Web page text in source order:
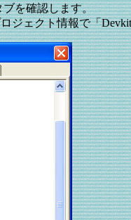
を確認します。
ェクト情報で「